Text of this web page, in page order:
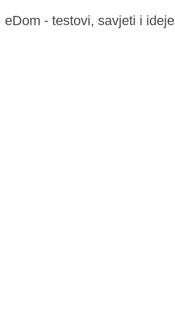
eDom - testovi, savjeti i ideje